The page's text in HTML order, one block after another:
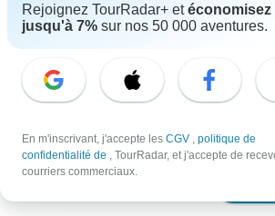
À partir de
Voir
Afrique
Australie
Ameriqie Latine
Rejoignez TourRadar+ etéconomisez
jusqu'à 7% sur nos 50 000 aventures.
En m'inscrivant, j'accepte les CGV , politique de
confidentialité de , TourRadar, et j'accepte de
courriers commerciaux.